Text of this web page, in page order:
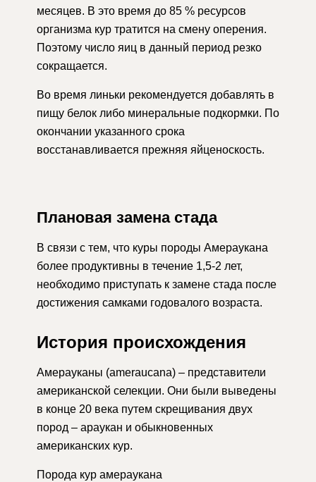
месяцев. В это время до 85 % ресурсов
организма кур тратится на смену оперения.
Поэтому число яиц в данный период резко
сокращается.
Во время линьки рекомендуется добавлять в
пищу белок либо минеральные подкормки. По
окончании указанного срока
восстанавливается прежняя яйценоскость.
Плановая замена стада
В связи с тем, что куры породы Амераукана
более продуктивны в течение 1,5-2 лет,
необходимо приступать к замене стада после
достижения самками годовалого возраста.
История происхождения
Амерауканы (ameraucana) – представители
американской селекции. Они были выведены
в конце 20 века путем скрещивания двух
пород – араукан и обыкновенных
американских кур.
Порода кур амераукана